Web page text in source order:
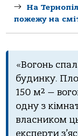
На
пожежу на
«Вогонь
будинку.
150 м² —
одну з
власником
експерти